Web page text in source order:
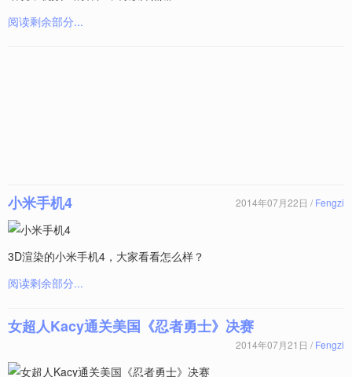
阅读剩余部分...
小米手机4 2014年07月22日 / Fengzi
3D渲染的小米手机4，大家看看怎么样？
阅读剩余部分...
女超人Kacy通关美国《忍者勇士》决赛
2014年07月21日 / Fengzi